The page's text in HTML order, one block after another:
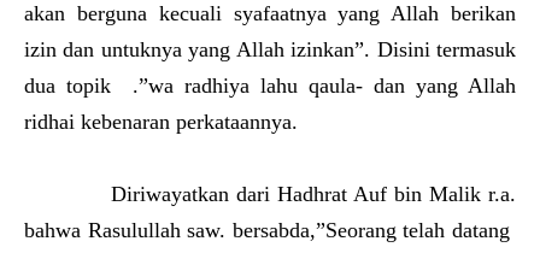
akan berguna kecuali syafaatnya yang Allah berikan
izin dan untuknya yang Allah izinkan”. Disini termasuk
dua topik .”wa radhiya lahu qaula- dan yang Allah
ridhai kebenaran perkataannya.
Diriwayatkan dari Hadhrat Auf bin Malik r.a.
bahwa Rasulullah saw. bersabda,”Seorang telah datang